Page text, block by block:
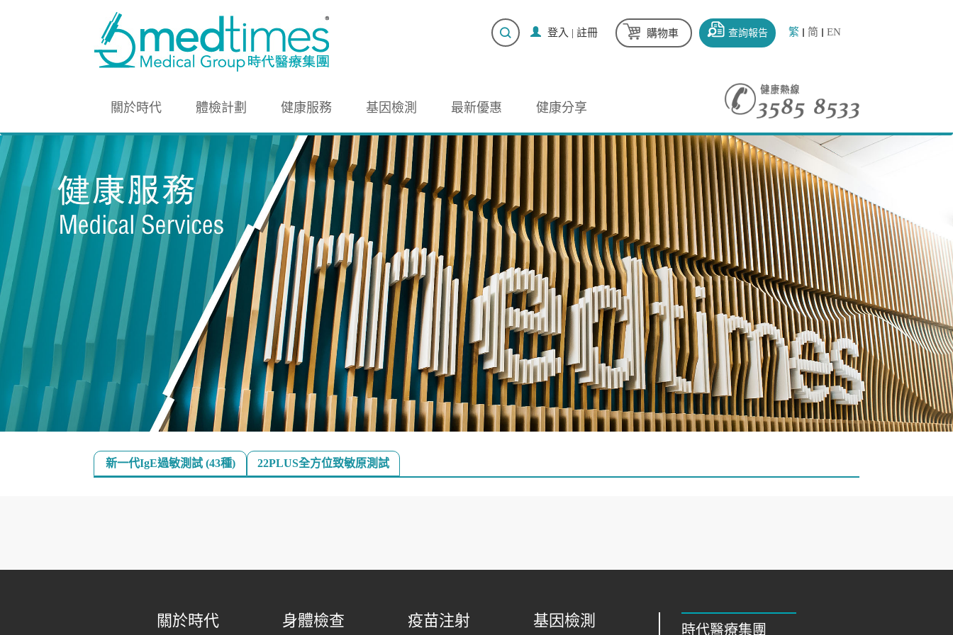
繁 简 EN
查詢報告
購物車
登入 | 註冊
關於時代 體檢計劃 健康服務 基因檢測 最新優惠 健康分享
新一代IgE過敏測試 (43種) 22PLUS全方位致敏原測試
關於時代 身體檢查 疫苗注射 基因檢測
時代醫療集團